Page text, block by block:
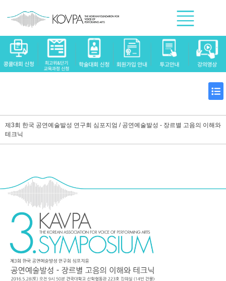
제3회 한국 공연예술발성 연구회 심포지엄 / 공연예술발성 - 장르별 고음의 이해와
테크닉